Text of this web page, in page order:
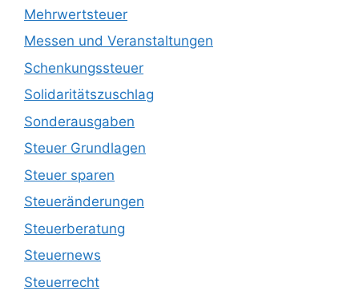
Mehrwertsteuer
Messen und Veranstaltungen
Schenkungssteuer
Solidaritätszuschlag
Sonderausgaben
Steuer Grundlagen
Steuer sparen
Steueränderungen
Steuerberatung
Steuernews
Steuerrecht